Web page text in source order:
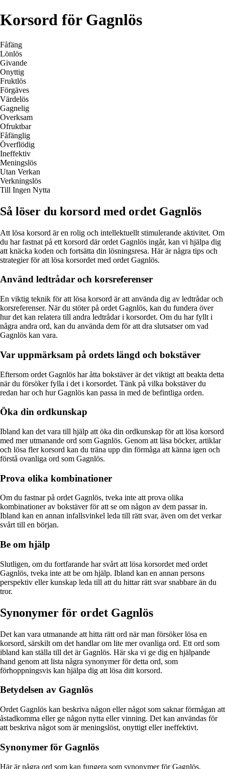
Korsord för Gagnlös
Fåfäng
Lönlös
Givande
Onyttig
Fruktlös
Förgäves
Värdelös
Gagnelig
Overksam
Ofruktbar
Fåfänglig
Överflödig
Ineffektiv
Meningslös
Utan Verkan
Verkningslös
Till Ingen Nytta
Så löser du korsord med ordet Gagnlös
Att lösa korsord är en rolig och intellektuellt stimulerande aktivitet. Om
du har fastnat på ett korsord där ordet Gagnlös ingår, kan vi hjälpa dig
att knäcka koden och fortsätta din lösningsresa. Här är några tips och
strategier för att lösa korsordet med ordet Gagnlös.
Använd ledtrådar och korsreferenser
En viktig teknik för att lösa korsord är att använda dig av ledtrådar och
korsreferenser. När du stöter på ordet Gagnlös, kan du fundera över
hur det kan relatera till andra ledtrådar i korsordet. Om du har fyllt i
några andra ord, kan du använda dem för att dra slutsatser om vad
Gagnlös kan vara.
Var uppmärksam på ordets längd och bokstäver
Eftersom ordet Gagnlös har åtta bokstäver är det viktigt att beakta detta
när du försöker fylla i det i korsordet. Tänk på vilka bokstäver du
redan har och hur Gagnlös kan passa in med de befintliga orden.
Öka din ordkunskap
Ibland kan det vara till hjälp att öka din ordkunskap för att lösa korsord
med mer utmanande ord som Gagnlös. Genom att läsa böcker, artiklar
och lösa fler korsord kan du träna upp din förmåga att känna igen och
förstå ovanliga ord som Gagnlös.
Prova olika kombinationer
Om du fastnar på ordet Gagnlös, tveka inte att prova olika
kombinationer av bokstäver för att se om någon av dem passar in.
Ibland kan en annan infallsvinkel leda till rätt svar, även om det verkar
svårt till en början.
Be om hjälp
Slutligen, om du fortfarande har svårt att lösa korsordet med ordet
Gagnlös, tveka inte att be om hjälp. Ibland kan en annan persons
perspektiv eller kunskap leda till att du hittar rätt svar snabbare än du
tror.
Synonymer för ordet Gagnlös
Det kan vara utmanande att hitta rätt ord när man försöker lösa en
korsord, särskilt om det handlar om lite mer ovanliga ord. Ett ord som
ibland kan ställa till det är Gagnlös. Här ska vi ge dig en hjälpande
hand genom att lista några synonymer för detta ord, som
förhoppningsvis kan hjälpa dig att lösa ditt korsord.
Betydelsen av Gagnlös
Ordet Gagnlös kan beskriva någon eller något som saknar förmågan att
åstadkomma eller ge någon nytta eller vinning. Det kan användas för
att beskriva något som är meningslöst, onyttigt eller ineffektivt.
Synonymer för Gagnlös
Här är några ord som kan fungera som synonymer för Gagnlös,